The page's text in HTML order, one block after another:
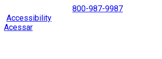
to
content
800-987-9987
Accessibility
Acessar